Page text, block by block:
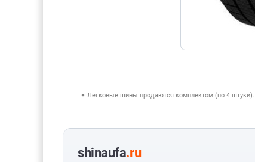
Легковые шины продаются комплектом (по 4
shinaufa.ru